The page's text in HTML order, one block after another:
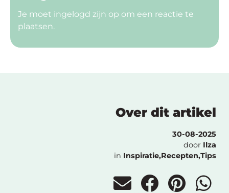
Je moet ingelogd zijn op om een reactie te
plaatsen.
Over dit artikel
30-08-2025
door Ilza
in Inspiratie,Recepten,Tips